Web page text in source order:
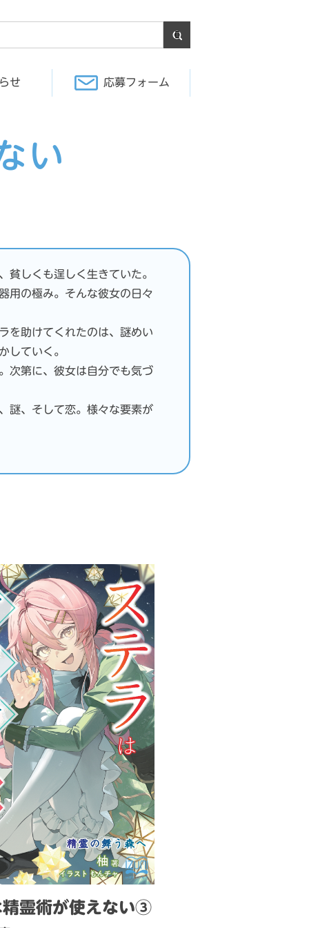
せ 応募フォーム
い
貧しくも逞しく生きていた。
用の極み。そんな彼女の日々
を助けてくれたのは、謎めい
していく。
次第に、彼女は自分でも気づ
謎、そして恋。様々な要素が
精霊術が使えない③